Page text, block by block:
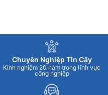
Chuyên Nghiệp Tin Cậy
Kinh nghiệm 20 năm trong lĩnh vực
công nghiệp